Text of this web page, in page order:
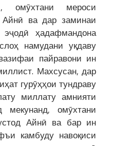
омӯхтани мероси
ва дар заминаи
ҳадафмандона
намудани уқдаву
пайравони ин
Махсусан, дар
гурӯҳҳои тундраву
миллату амнияти
омӯхтани
Айнӣ ва бар ин
камбуду навоқиси